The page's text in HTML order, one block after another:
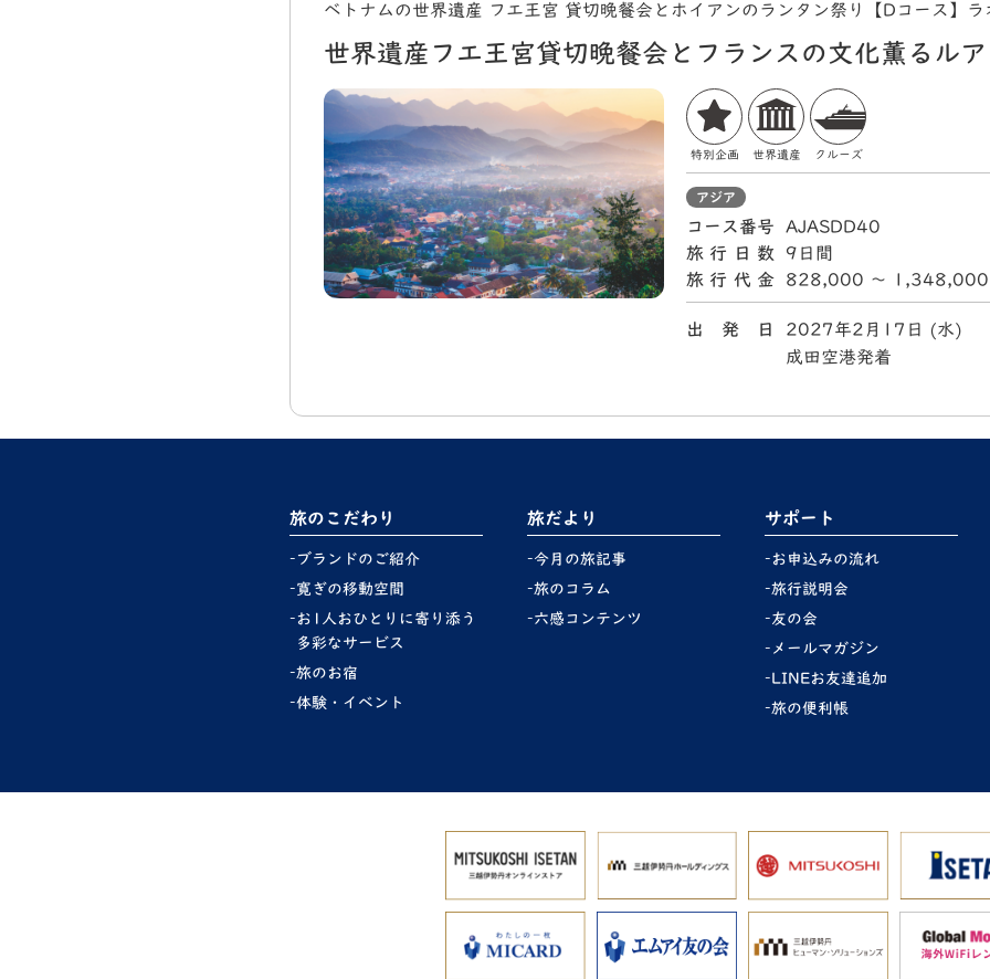
ベトナムの世界遺産 フエ王宮 貸切晩餐会とホイアンのランタン祭り【Dコース】
世界遺産フエ王宮貸切晩餐会とフランスの文化薫るル
特別企画 世界遺産 クルーズ
アジア
コース番号
AJASDD40
旅行日数
9日間
旅行代金
828,000 〜 1,348,000
出 発 日
2027年2月17日 (水)
成田空港発着
旅のこだわり
ブランドのご紹介
寛ぎの移動空間
お1人おひとりに寄り添う
多彩なサービス
旅のお宿
体験・イベント
旅だより
今月の旅記事
旅のコラム
六感コンテンツ
サポート
お申込みの流れ
旅行説明会
友の会
メールマガジン
LINEお友達追加
旅の便利帳